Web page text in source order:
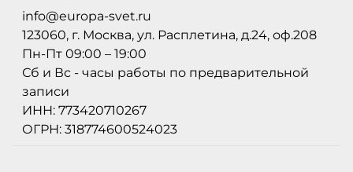
info@europa-svet.ru
123060, г. Москва, ул. Расплетина, д.24, оф.208
Пн-Пт 09:00 – 19:00
Сб и Вс - часы работы по предварительной
записи
ИНН: 773420710267
ОГРН: 318774600524023